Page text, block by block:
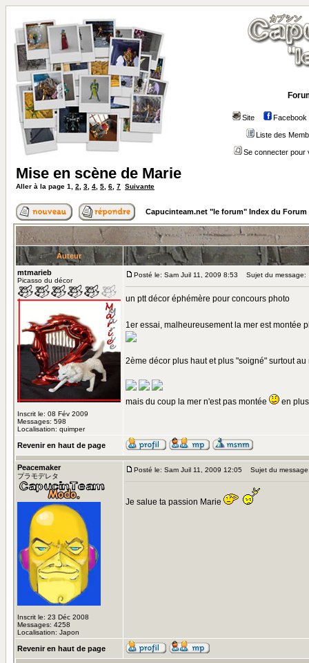
Site Facebook
Liste des
Se connecter pour
Mise en scène de Marie
Aller à la page 1 2 3 4 5 6 7 Suivante
Capucinteam.net "le forum" Index du Forum
Auteur
mtmarieb
Picasso du décor
Inscrit le: 08 Fév 2009
Messages: 598
Localisation: quimper
Posté le: Sam Juil 11, 2009 8:53 Sujet du message:
un ptt décor éphémère pour concours photo
1er essai, malheureusement la mer est montée
2ème décor plus haut et plus "soigné" surtout
mais du coup la mer n'est pas montée en
Revenir en haut de page
Peacemaker
プラモデレタ
Inscrit le: 23 Déc 2008
Messages: 4258
Localisation: Japon
Posté le: Sam Juil 11, 2009 12:05 Sujet du
Je salue ta passion Marie
Revenir en haut de page